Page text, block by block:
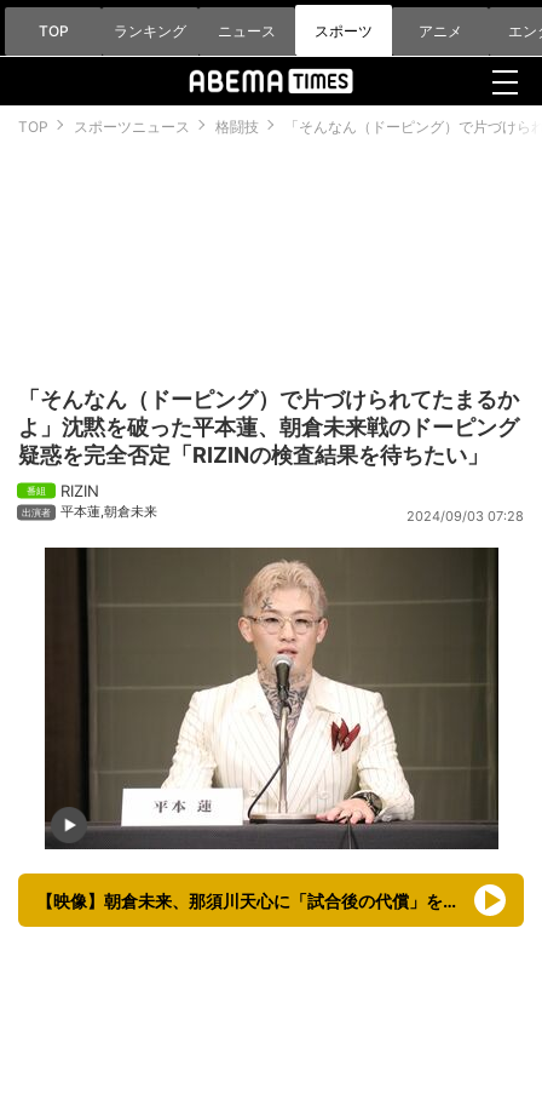
TOP ランキング ニュース スポーツ アニメ エン
TOP スポーツニュース 格闘技 「そんなん（ドーピング）で片づけ
「そんなん（ドーピング）で片づけられてたまるか
よ」沈黙を破った平本蓮、朝倉未来戦のドーピング
疑惑を完全否定「RIZINの検査結果を待ちたい」
RIZIN
平本蓮,朝倉未来 2024/09/03 07:28
【映像】朝倉未来、那須川天心に「試合後の代償」を語る